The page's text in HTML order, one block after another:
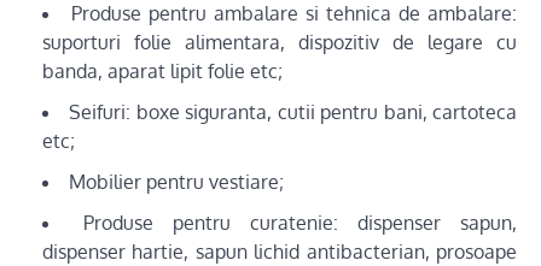
Produse pentru ambalare si tehnica de ambalare:
suporturi folie alimentara, dispozitiv de legare cu
banda, aparat lipit folie etc;
Seifuri: boxe siguranta, cutii pentru bani, cartoteca
etc;
Mobilier pentru vestiare;
Produse pentru curatenie: dispenser sapun,
dispenser hartie, sapun lichid antibacterian, prosoape